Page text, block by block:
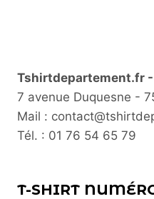
Tshirtdepartement.fr -
7 avenue Duquesne -
Mail :
Tél. : 01 76 54 65 79
T-SHIRT